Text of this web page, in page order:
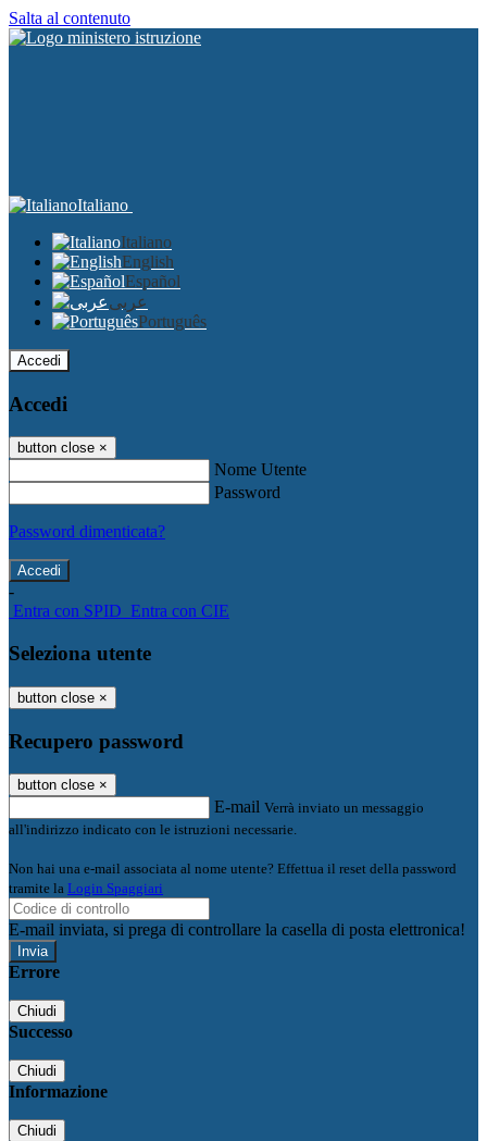
Salta al contenuto
Italiano
Italiano
English
Español
عربى
Português
Accedi
Accedi
button close ×
Nome Utente
Password
Password dimenticata?
-
Entra con SPID Entra con CIE
Seleziona utente
button close ×
Recupero password
button close ×
E-mail Verrà inviato un messaggio
all'indirizzo indicato con le istruzioni necessarie.
Non hai una e-mail associata al nome utente? Effettua il reset della password
tramite la Login Spaggiari
E-mail inviata, si prega di controllare la casella di posta elettronica!
Errore
Chiudi
Successo
Chiudi
Informazione
Chiudi